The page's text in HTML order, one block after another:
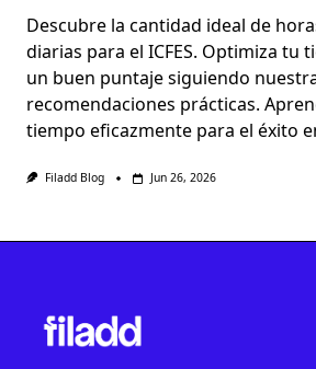
Descubre la cantidad ideal de
diarias para el ICFES. Optimiza tu
un buen puntaje siguiendo
recomendaciones prácticas.
tiempo eficazmente para el éxito
Filadd Blog Jun 26, 2026